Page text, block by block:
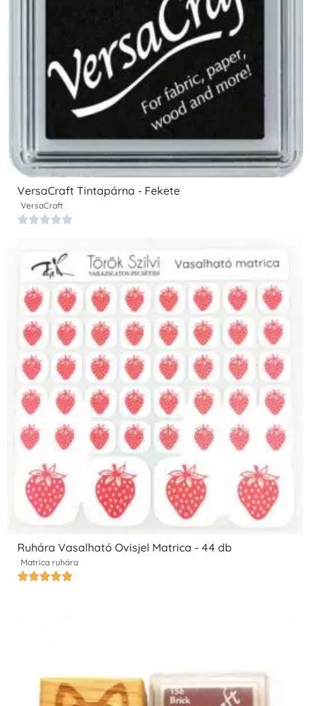
VersaCraft Tintapárna - Fekete
VersaCraft

Ruhára Vasalható Ovisjel Matrica - 44 db
Matrica ruhára
